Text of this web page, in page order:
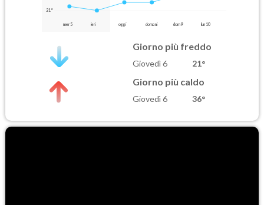
21°
mer 5 ieri oggi domani dom 9 lun 10
Giorno più freddo
Giovedì 6 21°
Giorno più caldo
Giovedì 6 36°